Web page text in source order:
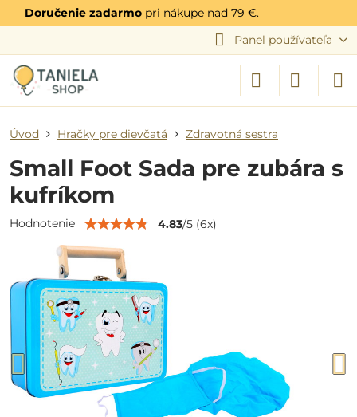
Doručenie zadarmo pri nákupe nad 79 €.
Panel používateľa
Úvod Hračky pre dievčatá Zdravotná sestra
Small Foot Sada pre zubára s
kufríkom
Hodnotenie 4.83/5 (6x)